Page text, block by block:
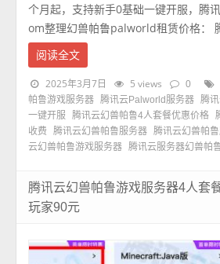
个月起，支持新手0基础一键开服，腾
om整理幻兽帕鲁palworld租赁价格：
阅读全文
2025年3月7日 5 views 0
帕鲁游戏服务器 腾讯云Palworld服务器 腾
一键开服
腾讯云幻兽帕鲁4人套餐优惠价格
收费
腾讯云幻兽帕鲁服务器 腾讯云幻兽帕
云幻兽帕鲁游戏服务器 腾讯云服务器幻兽帕
腾讯云幻兽帕鲁游戏服务器4人套
玩家90元